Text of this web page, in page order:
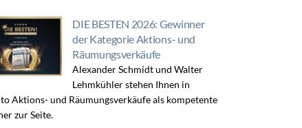
DIE BESTEN 2026: Gewinner
der Kategorie Aktions- und
Räumungsverkäufe
Alexander Schmidt und Walter
Lehmkühler stehen Ihnen in
Aktions- und Räumungsverkäufe als kompetente
zur Seite.